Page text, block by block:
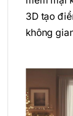
3D tạo
không